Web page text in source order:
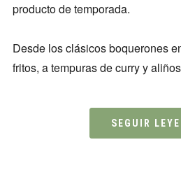
producto de temporada.
Desde los clásicos boquerones
fritos, a tempuras de curry y
SEGUIR